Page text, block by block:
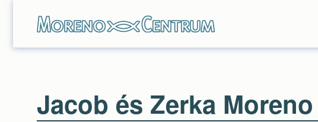
Skip to main content
Jacob és Zerka Moreno